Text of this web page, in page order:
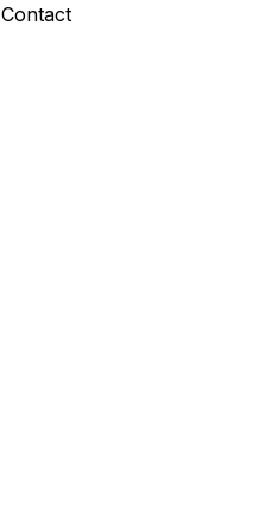
Contact